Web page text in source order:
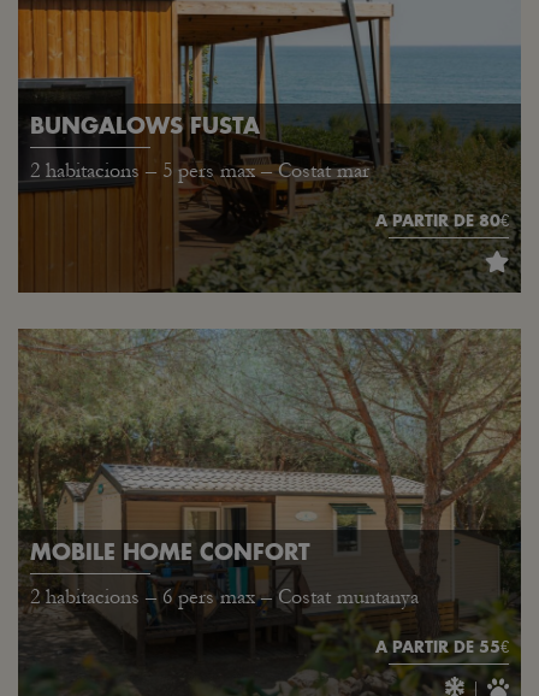
BUNGALOWS FUSTA
2 habitacions – 5 pers max – Costat mar
A PARTIR DE 80€
MOBILE HOME CONFORT
2 habitacions – 6 pers max – Costat muntanya
A PARTIR DE 55€
|